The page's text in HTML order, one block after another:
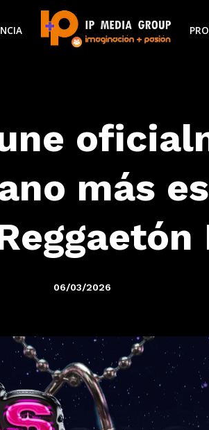
más
06/03/2026